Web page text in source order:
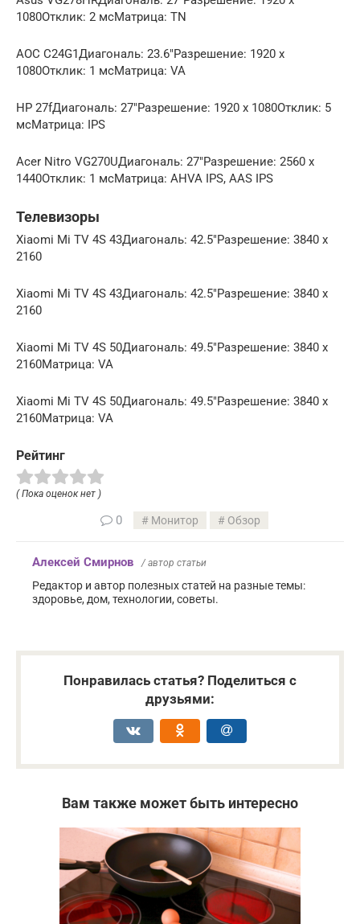
1080Отклик: 2 мсМатрица: TN
AOC C24G1Диагональ: 23.6″Разрешение: 1920 x
1080Отклик: 1 мсМатрица: VA
HP 27fДиагональ: 27″Разрешение: 1920 x 1080Отклик: 5
мсМатрица: IPS
Acer Nitro VG270UДиагональ: 27″Разрешение: 2560 x
1440Отклик: 1 мсМатрица: AHVA IPS, AAS IPS
Телевизоры
Xiaomi Mi TV 4S 43Диагональ: 42.5″Разрешение: 3840 x
2160
Xiaomi Mi TV 4S 43Диагональ: 42.5″Разрешение: 3840 x
2160
Xiaomi Mi TV 4S 50Диагональ: 49.5″Разрешение: 3840 x
2160Матрица: VA
Xiaomi Mi TV 4S 50Диагональ: 49.5″Разрешение: 3840 x
2160Матрица: VA
Рейтинг
( Пока оценок нет )
0 Монитор Обзор
Алексей Смирнов / автор статьи
Редактор и автор полезных статей на разные темы:
здоровье, дом, технологии, советы.
Понравилась статья? Поделиться с
друзьями:
Вам также может быть интересно